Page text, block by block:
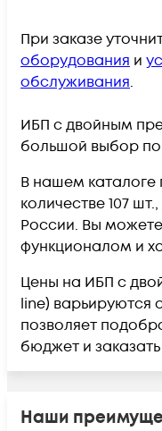
При заказе
оборудования и
обслуживания.
ИБП с двойным
большой выбор
В нашем каталоге
количестве 107
России. Вы
функционалом и
Цены на ИБП с
line) варьируются
позволяет
бюджет и
Наши